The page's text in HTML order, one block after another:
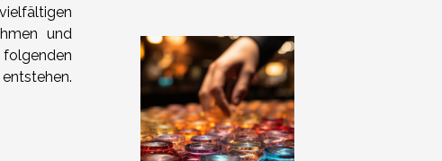
und